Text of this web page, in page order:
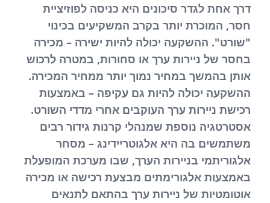
דרך אחת לגדר סיכונים היא כניסה לפוזיציית
חסר, המוכרת יותר בקרב המשקיעים בכינוי
"שורט". ההשקעה יכולה להיות ישירה – מכירה
בחסר של ניירות ערך או סחורות, במטרה לרכוש
אותן בהמשך במחיר נמוך יותר ממחיר המכירה.
ההשקעה יכולה להיות גם עקיפה – באמצעות
רכישת ניירות ערך העוקבים אחרי מדדי השורט.
אסטרטגיה נוספת שמנהלי קרנות גידור רבים
משתמשים בה היא אלגוטריידינג – מסחר
אלגוריתמי בניירות הערך, שבו מערכת המופעלת
באמצעות אלגורימתים מבצעת רכישה או מכירה
אוטומטיות של ניירות ערך בהתאם לתנאים